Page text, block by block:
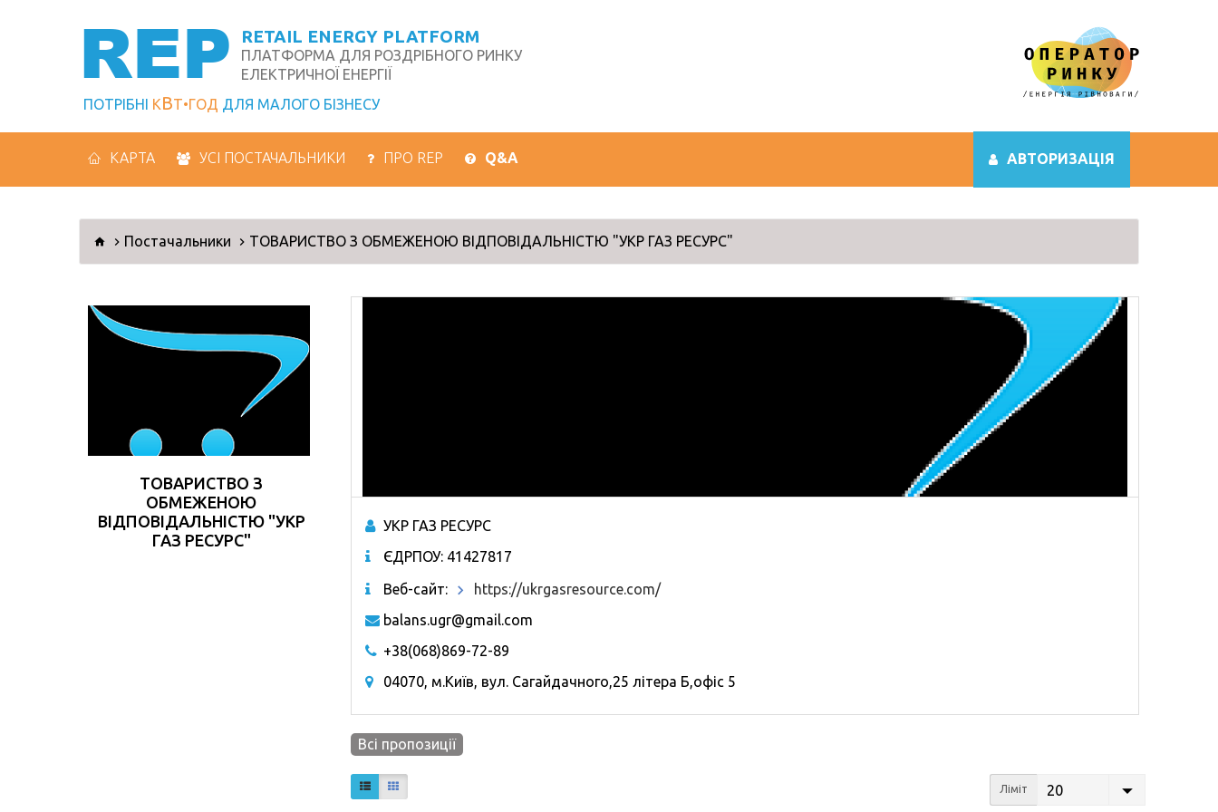
REP RETAIL ENERGY PLATFORM
ПЛАТФОРМА ДЛЯ РОЗДРІБНОГО РИНКУ
ЕЛЕКТРИЧНОЇ ЕНЕРГІЇ
ПОТРІБНІ КВТ ГОД ДЛЯ МАЛОГО БІЗНЕСУ
КАРТА УСІ ПОСТАЧАЛЬНИКИ ПРО REP Q&A АВТОРИЗАЦІЯ
Постачальники ТОВАРИСТВО З ОБМЕЖЕНОЮ ВІДПОВІДАЛЬНІСТЮ "УКР ГАЗ РЕСУРС"
ТОВАРИСТВО З
ОБМЕЖЕНОЮ
ВІДПОВІДАЛЬНІСТЮ "УКР
ГАЗ РЕСУРС"
УКР ГАЗ РЕСУРС
ЄДРПОУ: 41427817
Веб-сайт:
https://ukrgasresource.com/
balans.ugr@gmail.com
+38(068)869-72-89
04070, м.Київ, вул. Сагайдачного,25 літера Б,офіс 5
Всі пропозиції
Ліміт 20